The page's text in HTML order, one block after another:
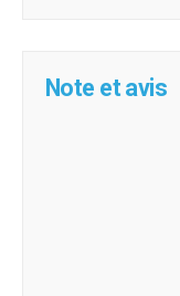
Note et avis